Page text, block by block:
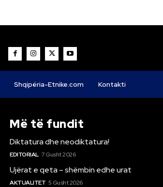
Shqipëria-Etnike.com Kontakti
Më të fundit
Diktatura dhe neodiktatura!
EDITORIAL 7 Gusht 2026
Ujërat e qeta – shëmbin edhe urat
AKTUALITET 5 Gusht 2026